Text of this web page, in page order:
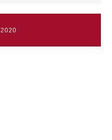
2020